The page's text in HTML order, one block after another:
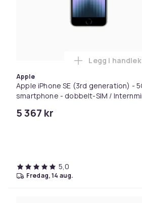
Apple
Apple iPhone SE (3rd generation) -
smartphone - dobbelt-SIM /
piksler - rear camera 12 MP -...
5 367 kr
Legg
Legg i
5,0
fredag, 14 aug.